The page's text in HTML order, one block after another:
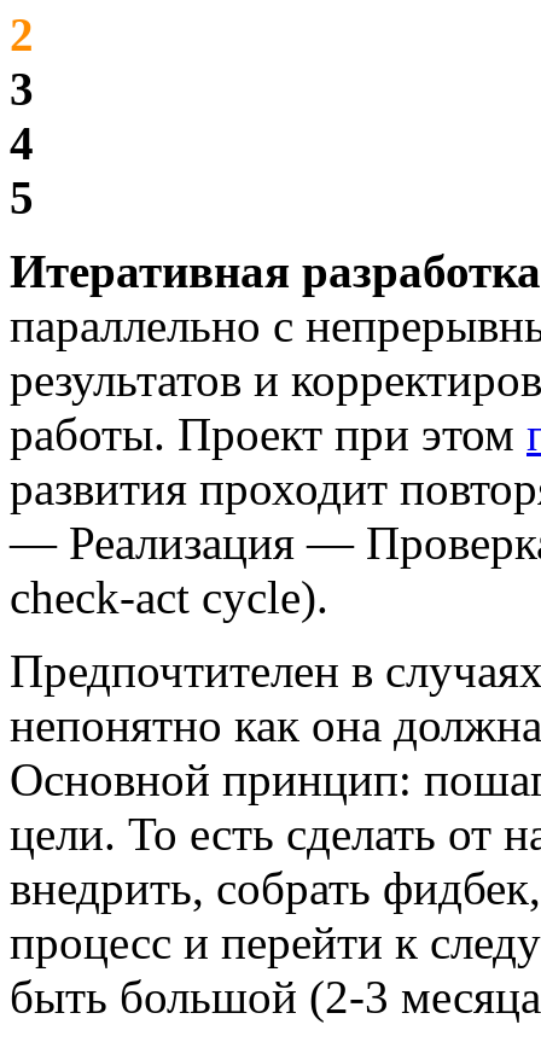
2
3
4
5
Итеративная разработка
параллельно с
результатов и
работы. Проект при этом
развития проходит
— Реализация —
check-act cycle).
Предпочтителен в
непонятно как она
Основной принцип:
цели. То есть сделать от
внедрить, собрать
процесс и перейти к
быть большой (2-3